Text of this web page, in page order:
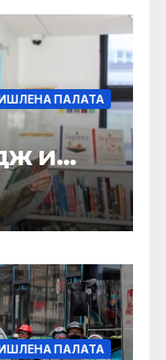
ПАЛАТА
и
към
ПАЛАТА